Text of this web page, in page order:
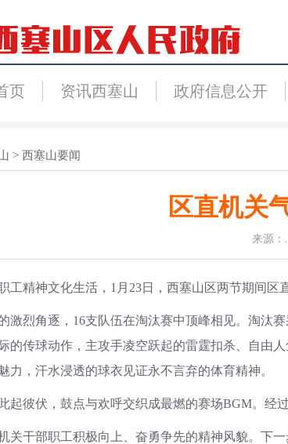
页 资讯西塞山 政府信息公开
> 西塞山要闻
区直机关
来源：
精神文化生活，1月23日，西塞山区两节期间区
烈角逐，16支队伍在淘汰赛中顶峰相见。淘汰赛
的传球动作，主攻手凌空跃起的雷霆扣杀、自由
力，汗水浸透的球衣见证永不言弃的体育精神。
彼伏，鼓点与欢呼交织成最燃的赛场BGM。经过
干部职工积极向上、奋勇争先的精神风貌。下一